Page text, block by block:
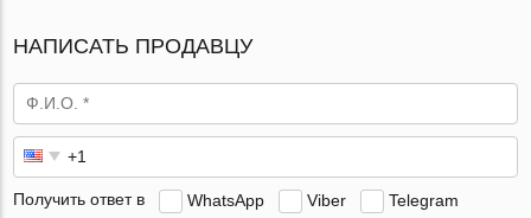
НАПИСАТЬ ПРОДАВЦУ
Получить ответ в WhatsApp Viber Telegram